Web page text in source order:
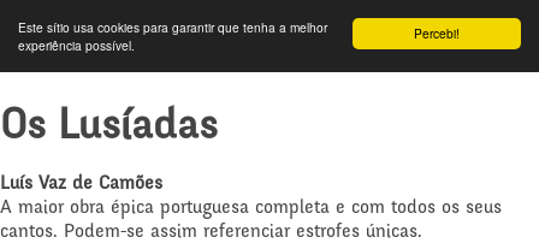
Percebi!
Este sítio usa cookies para garantir que tenha a melhor
experiência possível.
Os Lusíadas
Luís Vaz de Camões
A maior obra épica portuguesa completa e com todos os seus
cantos. Podem-se assim referenciar estrofes únicas.